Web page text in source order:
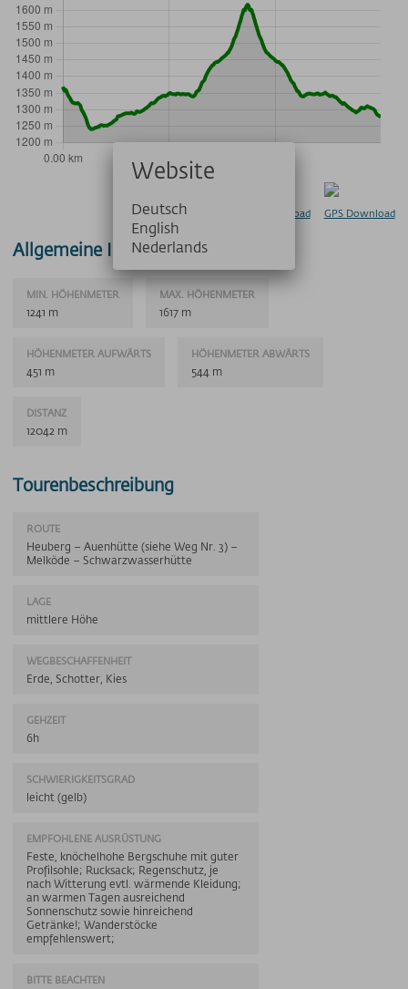
GPS Download
KML Download
Allgemeine Informationen
MIN. HÖHENMETER
1241 m
MAX. HÖHENMETER
1617 m
HÖHENMETER AUFWÄRTS
451 m
HÖHENMETER ABWÄRTS
544 m
DISTANZ
12042 m
Tourenbeschreibung
ROUTE
Heuberg – Auenhütte (siehe Weg Nr. 3) –
Melköde – Schwarzwasserhütte
LAGE
mittlere Höhe
WEGBESCHAFFENHEIT
Erde, Schotter, Kies
GEHZEIT
6h
SCHWIERIGKEITSGRAD
leicht (gelb)
EMPFOHLENE AUSRÜSTUNG
Feste, knöchelhohe Bergschuhe mit guter
Profilsohle; Rucksack; Regenschutz, je
nach Witterung evtl. wärmende Kleidung;
an warmen Tagen ausreichend
Sonnenschutz sowie hinreichend
Getränke!; Wanderstöcke
empfehlenswert;
BITTE BEACHTEN
Website
Deutsch
English
Nederlands